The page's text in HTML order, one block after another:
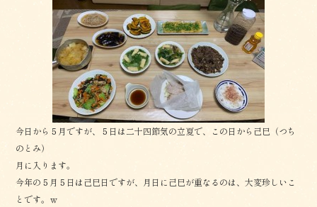
b
o
o
k
今日から５月ですが、５日は二十四節気の立夏で、この日から己巳（つち
のとみ）
月に入ります。
今年の５月５日は己巳日ですが、月日に己巳が重なるのは、大変珍しいこ
とです。ｗ